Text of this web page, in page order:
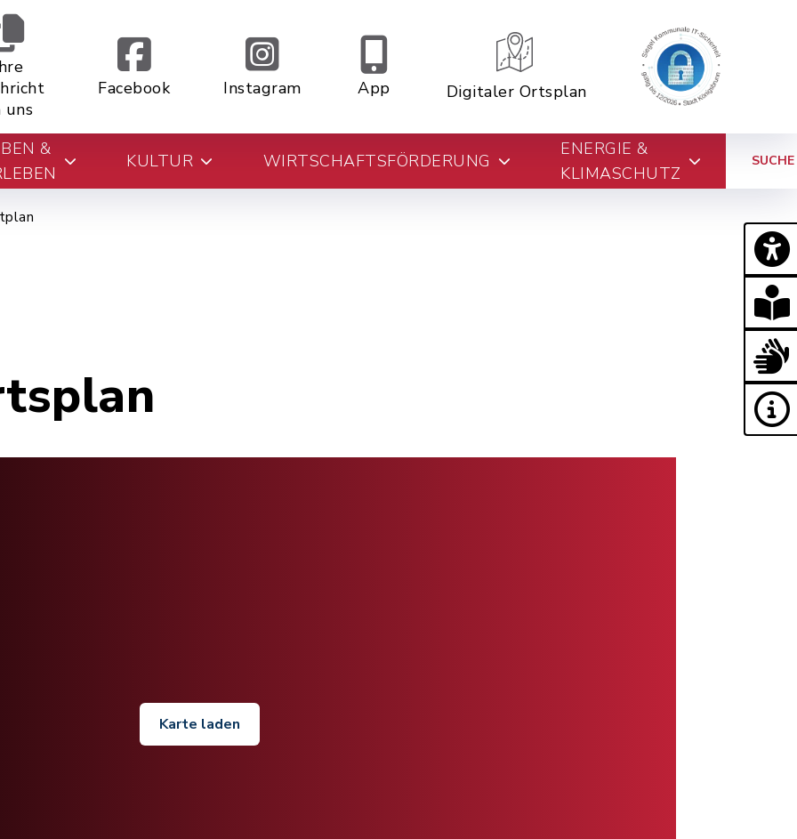
uns
Facebook Instagram App Digitaler Ortsplan
&
KULTUR WIRTSCHAFTSFÖRDERUNG
ENERGIE &
KLIMASCHUTZ
SUCHE
Karte laden